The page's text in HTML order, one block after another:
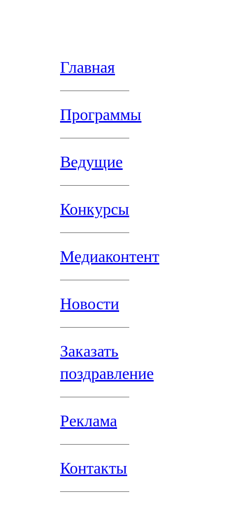
Главная
Программы
Ведущие
Конкурсы
Медиаконтент
Новости
Заказать
поздравление
Реклама
Контакты